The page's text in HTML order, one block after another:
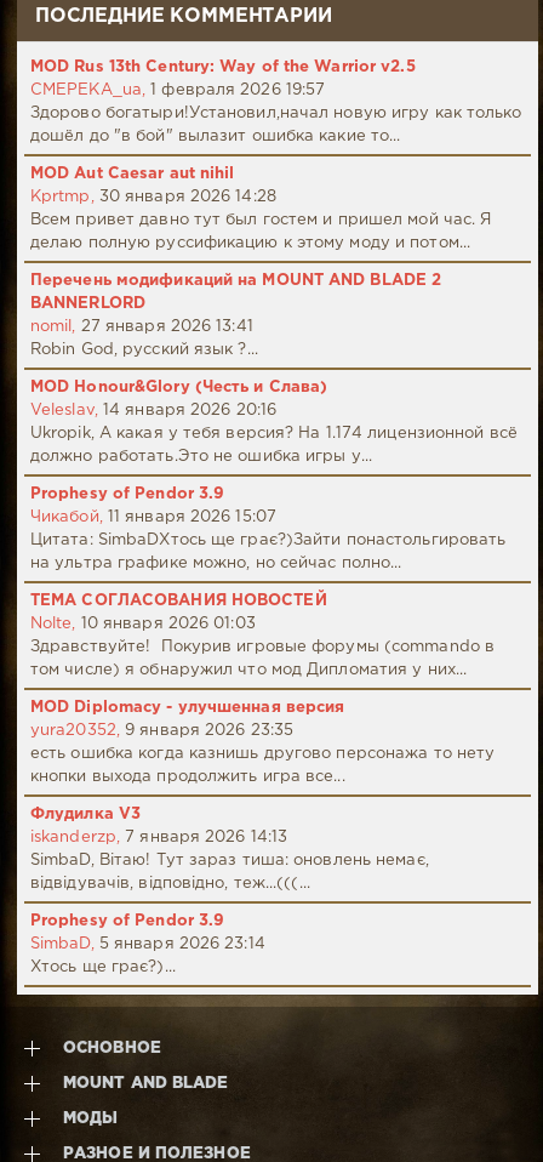
ПОСЛЕДНИЕ КОММЕНТАРИИ
MOD Rus 13th Century: Way of the Warrior v2.5
CMEPEKA_ua,
1 февраля 2026 19:57
Здорово богатыри!Установил,начал новую игру как только
дошёл до "в бой" вылазит ошибка какие то...
MOD Aut Caesar aut nihil
Kprtmp, 30 января 2026 14:28
Всем привет давно тут был гостем и пришел мой час. Я
делаю полную руссификацию к этому моду и потом...
Перечень модификаций на MOUNT AND BLADE 2
BANNERLORD
nomil, 27 января 2026 13:41
Robin God, русский язык ?...
MOD Honour&Glory (Честь и Слава)
Veleslav,
14 января 2026 20:16
Ukropik, А какая у тебя версия? На 1.174 лицензионной всё
должно работать.Это не ошибка игры у...
Prophesy of Pendor 3.9
Чикабой,
11 января 2026 15:07
Цитата: SimbaDХтось ще грає?)Зайти понастольгировать
на ультра графике можно, но сейчас полно...
ТЕМА СОГЛАСОВАНИЯ НОВОСТЕЙ
Nolte,
10 января 2026 01:03
Здравствуйте! Покурив игровые форумы (commando в
том числе) я обнаружил что мод Дипломатия у них...
MOD Diplomacy - улучшенная версия
yura20352, 9 января 2026 23:35
есть ошибка когда казнишь другово персонажа то нету
кнопки выхода продолжить игра все...
Флудилка V3
iskanderzp, 7 января 2026 14:13
SimbaD, Вітаю! Тут зараз тиша: оновлень немає,
відвідувачів, відповідно, теж...(((...
Prophesy of Pendor 3.9
SimbaD, 5 января 2026 23:14
Хтось ще грає?)...
ОСНОВНОЕ
MOUNT AND BLADE
МОДЫ
РАЗНОЕ И ПОЛЕЗНОЕ